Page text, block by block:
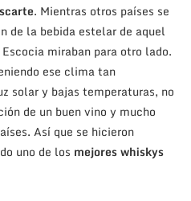
. Mientras otros países se
de la bebida estelar de aquel
miraban para otro lado.
ese clima tan
solar y bajas temperaturas, no
de un buen vino y mucho
Así que se hicieron
uno de los mejores whiskys